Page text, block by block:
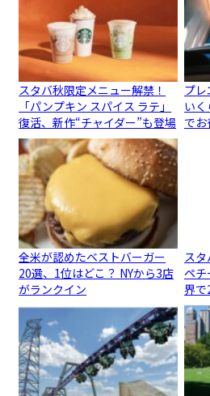
スタバ秋限定メニュー解禁！
「パンプキン スパイス ラテ」
復活、新作“チャイダー”も登場
プレ
い
で
全米が認めたベストバーガー
20選、1位はどこ？ NYから3店
がランクイン
ス
ペ
界で